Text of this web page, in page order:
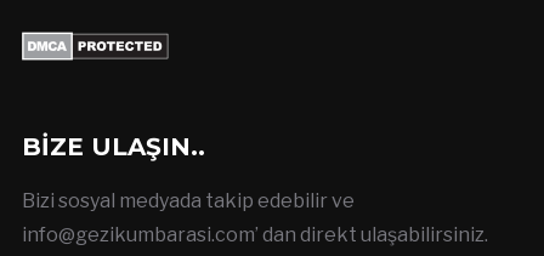
BIZE ULAŞIN..
Bizi sosyal medyada takip edebilir ve
info@gezikumbarasi.com’ dan direkt ulaşabilirsiniz.